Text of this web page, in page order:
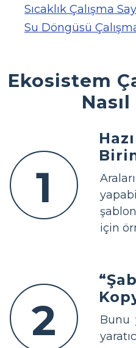
Sıcaklık Çalışma
Su Döngüsü
Ekosistem
Nasıl
1
için
2
Bunu